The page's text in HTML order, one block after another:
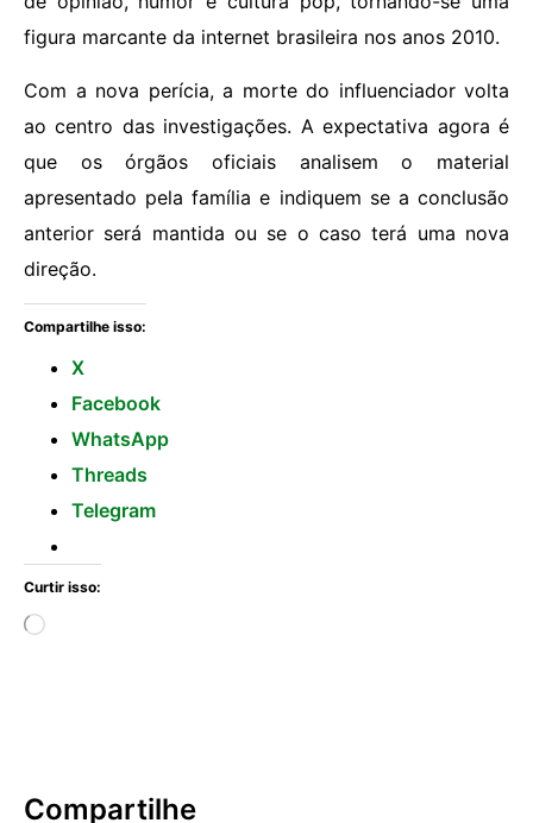
figura marcante da internet brasileira nos anos 2010.
Com a nova perícia, a morte do influenciador volta
ao centro das investigações. A expectativa agora é
que os órgãos oficiais analisem o material
apresentado pela família e indiquem se a conclusão
anterior será mantida ou se o caso terá uma nova
direção.
Compartilhe isso:
X
Facebook
WhatsApp
Threads
Telegram
Curtir isso:
Compartilhe